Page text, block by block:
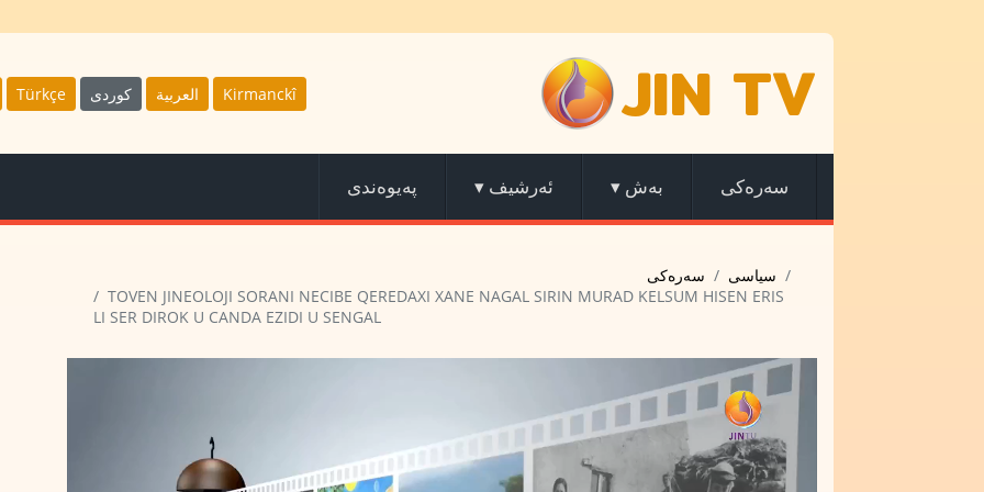
JIN TV
Türkçe كوردى العربية Kirmanckî
سەرەکی بەش ▾ ئەرشیف ▾ پەیوەندی
سەرەکی
سیاسی
TOVEN JINEOLOJI SORANI NECIBE QEREDAXI XANE NAGAL SIRIN MURAD KELSUM HISEN ERIS
LI SER DIROK U CANDA EZIDI U SENGAL